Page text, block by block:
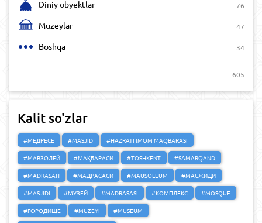
Diniy obyektlar 76
Muzeylar 47
Boshqa 34
605
Kalit so'zlar
#МЕДРЕСЕ #MASJID
#HAZRATI IMOM MAQBARASI
#МАВЗОЛЕЙ
#МАҚБАРАСИ #TOSHKENT
#SAMARQAND
#MADRASAH
#МАДРАСАСИ #MAUSOLEUM
#МАСЖИДИ
#MASJIDI
#МУЗЕЙ #MADRASASI #КОМПЛЕКС
#MOSQUE
#ГОРОДИЩЕ
#MUZEYI
#MUSEUM